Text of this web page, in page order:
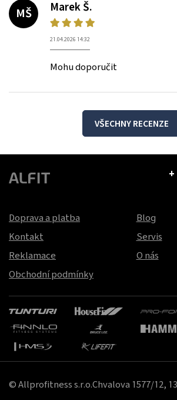
MŠ
Marek Š.
21.04.2026 14:32
Mohu doporučit
VŠECHNY RECENZE
Doprava a platba
Kontakt
Reklamace
Obchodní podmínky
Blog
Servis
O nás
© Allprofitness s.r.o.Chvalova 1577/12,